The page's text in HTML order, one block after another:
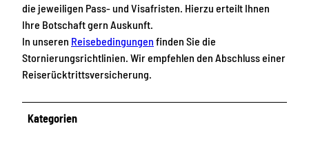
die jeweiligen Pass- und Visafristen. Hierzu erteilt Ihnen
Ihre Botschaft gern Auskunft.
In unseren Reisebedingungen finden Sie die
Stornierungsrichtlinien. Wir empfehlen den Abschluss einer
Reiserücktrittsversicherung.
Kategorien